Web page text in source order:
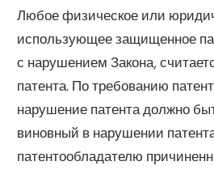
Любое физическое или
использующее защищенное
с нарушением Закона,
патента. По требованию
нарушение патента должно
виновный в нарушении
патентообладателю